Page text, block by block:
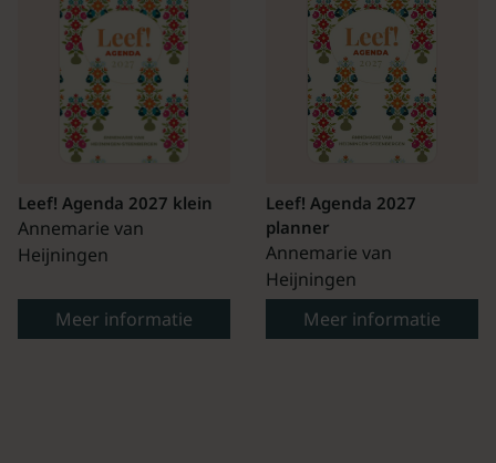
Leef! Agenda 2027 klein
Annemarie van
Heijningen
Meer informatie
Leef! Agenda 2027
planner
Annemarie van
Heijningen
Meer informatie